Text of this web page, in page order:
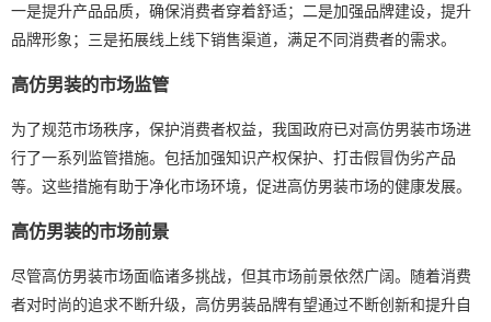
一是提升产品品质，确保消费者穿着舒适；二是加强品牌建设，提升
品牌形象；三是拓展线上线下销售渠道，满足不同消费者的需求。
高仿男装的市场监管
为了规范市场秩序，保护消费者权益，我国政府已对高仿男装市场进
行了一系列监管措施。包括加强知识产权保护、打击假冒伪劣产品
等。这些措施有助于净化市场环境，促进高仿男装市场的健康发展。
高仿男装的市场前景
尽管高仿男装市场面临诸多挑战，但其市场前景依然广阔。随着消费
者对时尚的追求不断升级，高仿男装品牌有望通过不断创新和提升自